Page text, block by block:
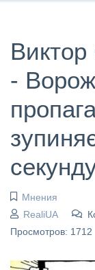
-
Мнения
RealiUA
Просмотров: 1712